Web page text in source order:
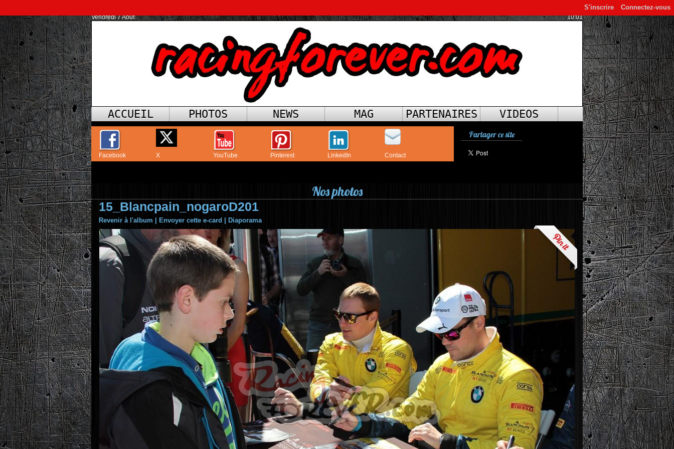
Connectez-vous
S'inscrire
Vendredi 7 Août 10:01
ACCUEIL PHOTOS NEWS MAG PARTENAIRES VIDEOS
Facebook X YouTube Pinterest LinkedIn Contact
Partager ce site
Nos photos
15_Blancpain_nogaroD201
Revenir à l'album Envoyer cette e-card Diaporama